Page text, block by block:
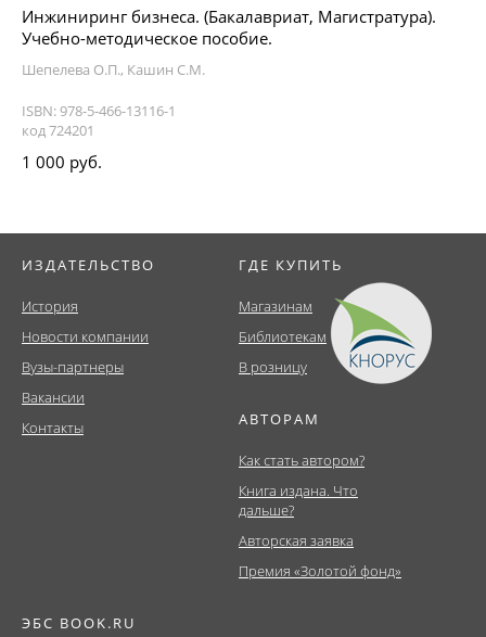
Инжиниринг бизнеса. (Бакалавриат, Магистратура).
Учебно-методическое пособие.
Шепелева О.П., Кашин С.М.
ISBN: 978-5-466-13116-1
код 724201
1 000 руб.
ИЗДАТЕЛЬСТВО
История
Новости компании
Вузы-партнеры
Вакансии
Контакты
ГДЕ КУПИТЬ
Магазинам
Библиотекам
В розницу
АВТОРАМ
Как стать автором?
Книга издана. Что
дальше?
Авторская заявка
Премия «Золотой фонд»
ЭБС BOOK.RU